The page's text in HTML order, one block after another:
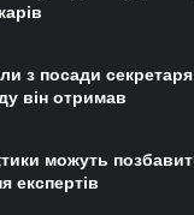
з посади
він отримав
можуть
експертів